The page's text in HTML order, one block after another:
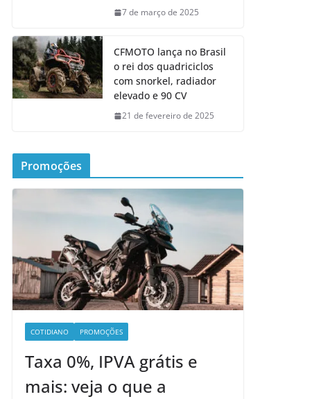
7 de março de 2025
CFMOTO lança no Brasil
o rei dos quadriciclos
com snorkel, radiador
elevado e 90 CV
21 de fevereiro de 2025
Promoções
COTIDIANO PROMOÇÕES
Taxa 0%, IPVA grátis e
mais: veja o que a